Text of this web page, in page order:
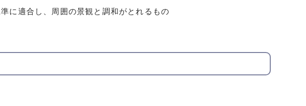
に適合し、周囲の景観と調和がとれるもの